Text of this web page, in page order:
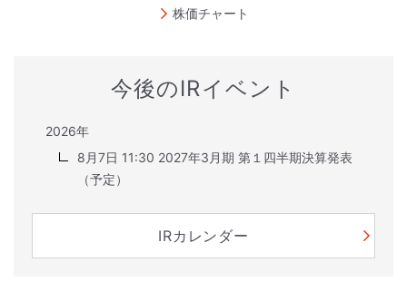
株価チャート
今後のIRイベント
2026年
8月7日 11:30 2027年3月期 第１四半期決算発表
（予定）
IRカレンダー